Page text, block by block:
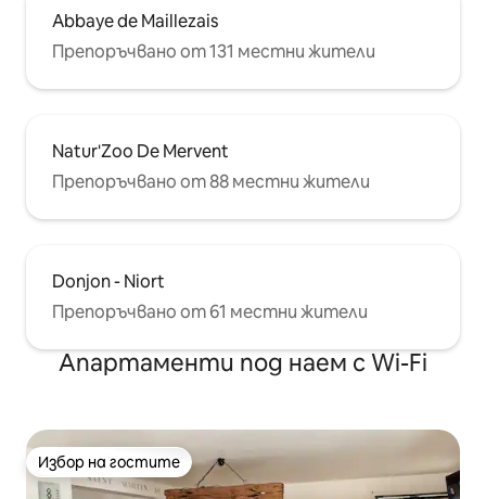
Abbaye de Maillezais
Препоръчвано от 131 местни жители
Natur'Zoo De Mervent
Препоръчвано от 88 местни жители
Donjon - Niort
Препоръчвано от 61 местни жители
Апартаменти под наем с Wi-Fi
Избор на гостите
Избор на гостите